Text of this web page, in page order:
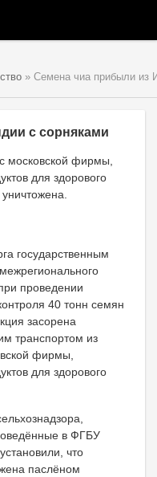
» Семена чиа прибыли из
с сорняками
московской фирмы,
для здорового
государственным
проведении
40 тонн семян
засорена
транспортом из
фирмы,
для здорового
в ФГБУ
что
паслёном